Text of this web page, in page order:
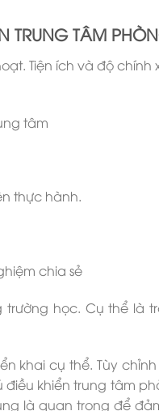
TRUNG TÂM
Tiện ích và độ
tâm
thực hành.
chia sẻ
học. Cụ thể là
khai cụ thể. Tùy
khiển trung tâm
là quan trọng để